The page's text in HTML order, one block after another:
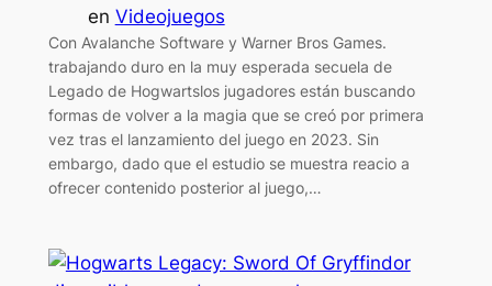
en Videojuegos
Con Avalanche Software y Warner Bros Games.
trabajando duro en la muy esperada secuela de
Legado de Hogwartslos jugadores están buscando
formas de volver a la magia que se creó por primera
vez tras el lanzamiento del juego en 2023. Sin
embargo, dado que el estudio se muestra reacio a
ofrecer contenido posterior al juego,…